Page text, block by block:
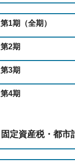
第1期（全期）
第2期
第3期
第4期
固定資産税・都市